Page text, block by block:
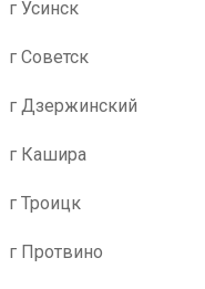
г Усинск
г Советск
г Дзержинский
г Кашира
г Троицк
г Протвино